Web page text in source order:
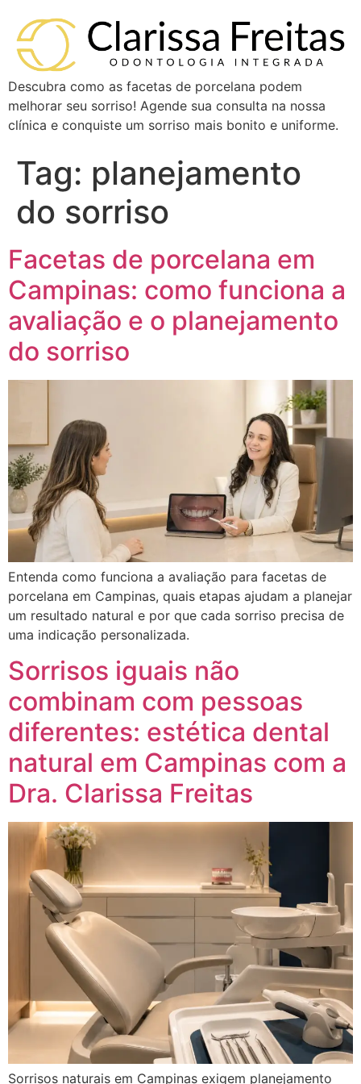
Descubra como as facetas de porcelana podem
melhorar seu sorriso! Agende sua consulta na nossa
clínica e conquiste um sorriso mais bonito e uniforme.
Tag: planejamento
do sorriso
Facetas de porcelana em
Campinas: como funciona a
avaliação e o planejamento
do sorriso
Entenda como funciona a avaliação para facetas de
porcelana em Campinas, quais etapas ajudam a planejar
um resultado natural e por que cada sorriso precisa de
uma indicação personalizada.
Sorrisos iguais não
combinam com pessoas
diferentes: estética dental
natural em Campinas com a
Dra. Clarissa Freitas
Sorrisos naturais em Campinas exigem planejamento